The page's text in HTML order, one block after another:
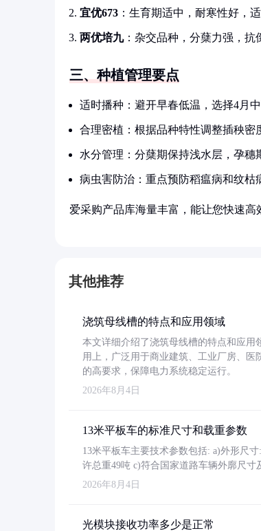
宜优673 ：生育期适中，耐寒性好，
两优培九：杂交品种，分蘖力强，抗
三、种植管理要点
适时播种：避开早春低温，选择4月
合理密植：根据品种特性调整插秧密
水分管理：分蘖期保持浅水层，孕穗
病虫害防治：重点预防稻瘟病和纹枯
爱采购产品库海量丰富，能让您快速高
其他推荐
浇筑母线槽的特点和应用领域
本文详细介绍了浇筑母线槽的特点和应用
用上，广泛用于商业建筑、工业厂房、
的高要求，保障电力系统稳定运行。
2026年8月4日
13米平板车的标准尺寸和载重参数
13米平板车主要技术参数包括: a)外形尺
许总重49吨 c)符合国家道路车辆外廓尺寸
2026年8月4日
光模块接收功率多少是正常